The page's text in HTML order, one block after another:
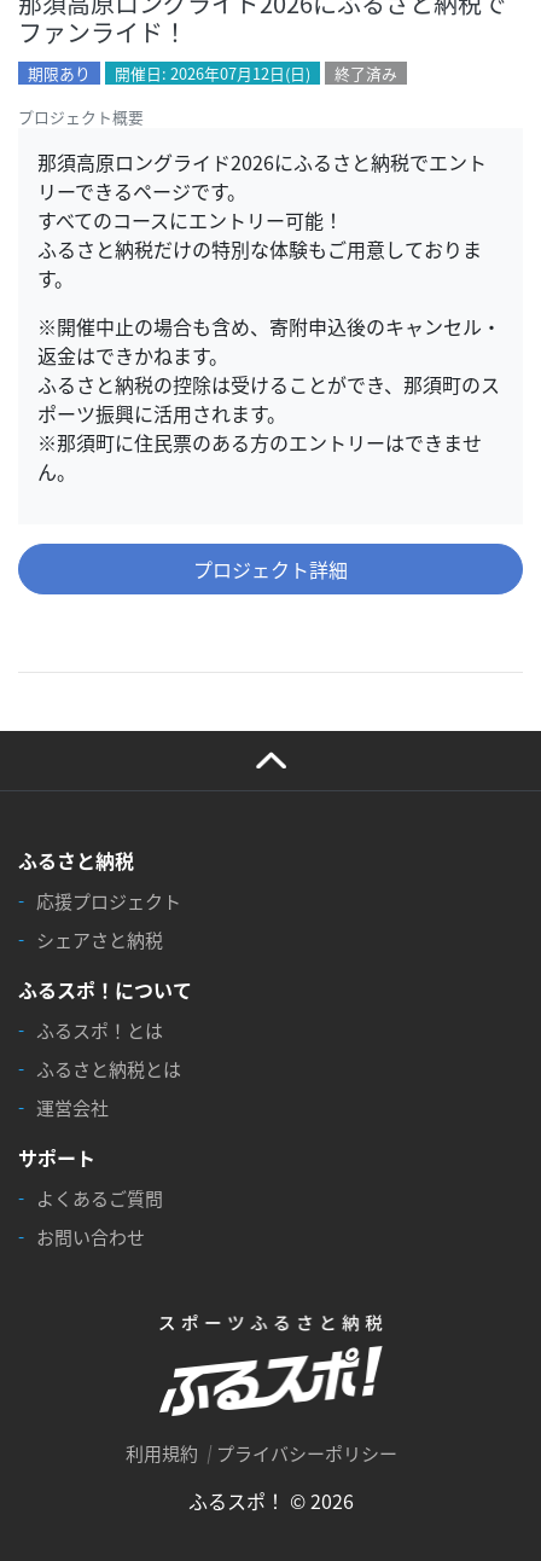
ファンライド！
期限あり 開催日: 2026年07月12日(日)
終了済み
プロジェクト概要
那須高原ロングライド2026にふるさと納税でエント
リーできるページです。
すべてのコースにエントリー可能！
ふるさと納税だけの特別な体験もご用意しておりま
す。
※開催中止の場合も含め、寄附申込後のキャンセル・
返金はできかねます。
ふるさと納税の控除は受けることができ、那須町のス
ポーツ振興に活用されます。
※那須町に住民票のある方のエントリーはできませ
ん。
プロジェクト詳細
利用規約 プライバシーポリシー
ふるスポ！ © 2026
ふるさと納税
応援プロジェクト
シェアさと納税
ふるスポ！について
ふるスポ！とは
ふるさと納税とは
運営会社
サポート
よくあるご質問
お問い合わせ